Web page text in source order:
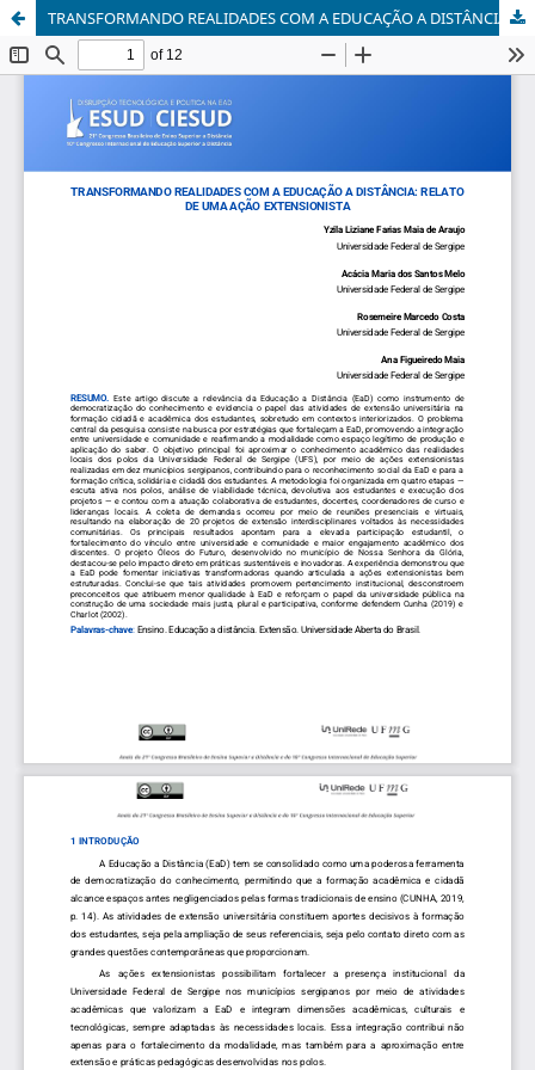
TRANSFORMANDO REALIDADES COM A EDUCAÇÃO A DISTÂNCIA: RELATO DE UMA AÇÃO EXTENSIONISTA